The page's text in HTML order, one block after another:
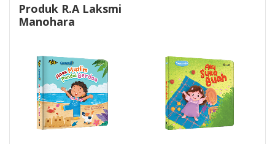
Produk R.A Laksmi
Manohara